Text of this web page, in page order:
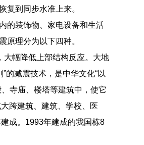
复到同步水准上来。
的装饰物、家电设备和生活
原理分为以下四种。
大幅降低上部结构反应。大地
的减震技术，是中华文化“以
寺庙、楼塔等建筑中，使它
跨建筑、建筑、学校、医
成。1993年建成的我国栋8